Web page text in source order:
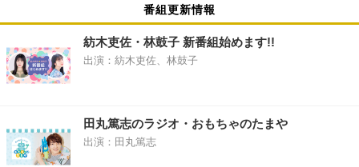
番組更新情報
紡木吏佐・林鼓子 新番組始めます!!
出演：紡木吏佐、林鼓子
田丸篤志のラジオ・おもちゃのたまや
出演：田丸篤志